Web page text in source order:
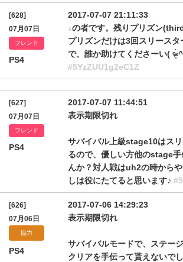
[628]
07月07日
フレンド
PS4
2017-07-07 21:11:33
↓の者です。残りプリズン
プリズンだけは3回スリース
で、誰か助けてくださーい( ᵒ̴̶̷̥́
#5YzZUU1g2eC1Z
[627]
07月07日
フレンド
PS4
2017-07-07 11:44:51
表示期限切れ
サバイバル上級stage10はス
るので、優しい方他のstage
んか？対人戦はuh2の時から
しは役にたてると思います♪
[626]
07月06日
協力
PS4
2017-07-06 14:29:23
表示期限切れ
サバイバルモードで、ステー
クリアを手伝って貰えないで